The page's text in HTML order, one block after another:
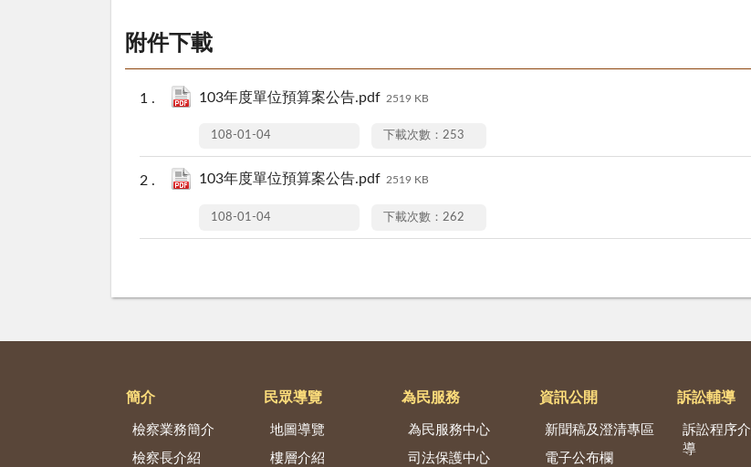
附件下載
103年度單位預算案公告.pdf 2519 KB
108-01-04 下載次數：253
103年度單位預算案公告.pdf 2519 KB
108-01-04 下載次數：262
簡介
檢察業務簡介
檢察長介紹
民眾導覽
地圖導覽
樓層介紹
為民服務
為民服務中心
司法保護中心
資訊公開
新聞稿及澄清專區
電子公布欄
訴訟輔導
訴訟程序
導